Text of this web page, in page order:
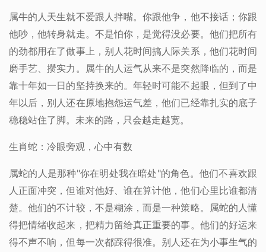
属牛的人天生就不爱跟人拌嘴。你跟他争，他不接话；你跟
他吵，他转身就走。不是怕你，是觉得没必要。他们把所有
的劲都用在了做事上，别人花时间搞人际关系，他们花时间
磨手艺、攒实力。属牛的人运气从来不是突然降临的，而是
靠十年如一日的坚持换来的。年轻时可能不起眼，但到了中
年以后，别人还在原地抱怨运气差，他们已经靠扎实的底子
稳稳站住了脚。未来的路，只会越走越宽。
生肖蛇：冷眼旁观，心中有数
属蛇的人是那种"你在明处我在暗处"的角色。他们不喜欢跟
人正面冲突，但谁对他好、谁在算计他，他们心里比谁都清
楚。他们的不计较，不是糊涂，而是一种策略。属蛇的人懂
得把情绪收起来，把精力留给真正重要的事。他们的好运来
得不声不响，但每一次都踩得很准。别人还在为小事生气的